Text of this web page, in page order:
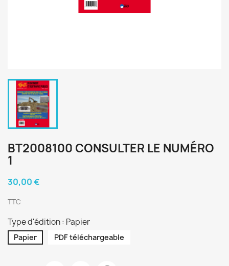
BT2008100 CONSULTER LE NUMÉRO
1
30,00 €
TTC
Type d'édition : Papier
Papier PDF téléchargeable